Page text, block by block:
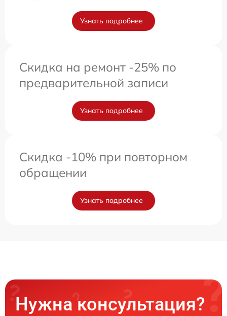
Узнать подробнее
Скидка на ремонт -25% по
предварительной записи
Узнать подробнее
Скидка -10% при повторном
обращении
Узнать подробнее
Нужна консультация?